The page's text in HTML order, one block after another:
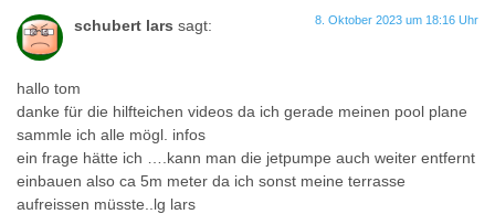
schubert lars sagt: 8. Oktober 2023 um 18:16 Uhr
hallo tom
danke für die hilfteichen videos da ich gerade meinen pool plane
sammle ich alle mögl. infos
ein frage hätte ich ….kann man die jetpumpe auch weiter entfernt
einbauen also ca 5m meter da ich sonst meine terrasse
aufreissen müsste..lg lars